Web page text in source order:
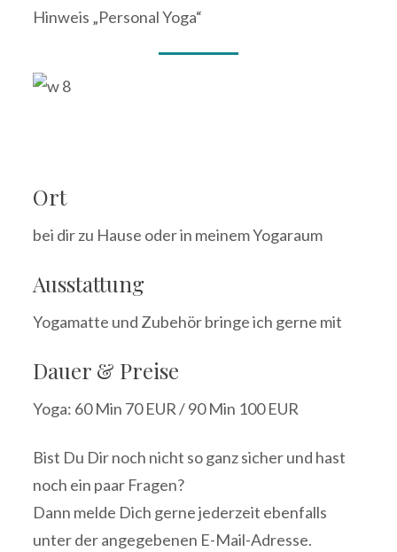
Hinweis „Personal Yoga“
Ort
bei dir zu Hause oder in meinem Yogaraum
Ausstattung
Yogamatte und Zubehör bringe ich gerne mit
Dauer & Preise
Yoga: 60 Min 70 EUR / 90 Min 100 EUR
Bist Du Dir noch nicht so ganz sicher und hast
noch ein paar Fragen?
Dann melde Dich gerne jederzeit ebenfalls
unter der angegebenen E-Mail-Adresse.